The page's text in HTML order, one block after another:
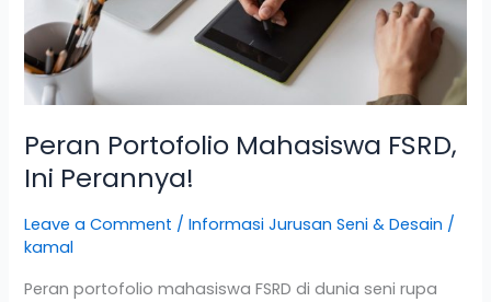
Peran Portofolio Mahasiswa FSRD,
Ini Perannya!
Leave a Comment /Informasi Jurusan Seni & Desain /
kamal
Peran portofolio mahasiswa FSRD di dunia seni rupa